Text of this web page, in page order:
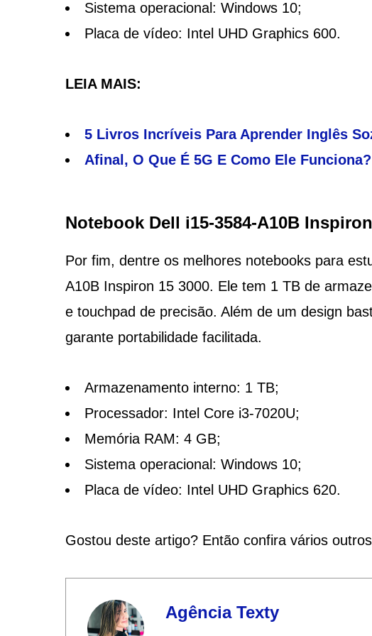
Sistema operacional: Windows 10;
Placa de vídeo: Intel UHD Graphics 600.
LEIA MAIS:
5 Livros Incríveis Para Aprender Inglês
Afinal, O Que É 5G E Como Ele
Notebook Dell i15-3584-A10B
Por fim, dentre os melhores notebooks para
A10B Inspiron 15 3000. Ele tem 1 TB de
e touchpad de precisão. Além de um design
garante portabilidade facilitada.
Armazenamento interno: 1 TB;
Processador: Intel Core i3-7020U;
Memória RAM: 4 GB;
Sistema operacional: Windows 10;
Placa de vídeo: Intel UHD Graphics 620.
Gostou deste artigo? Então confira vários
Agência Texty